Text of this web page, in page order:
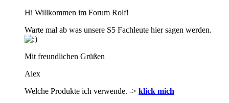
Hi Willkommen im Forum Rolf!
Warte mal ab was unsere S5 Fachleute hier sagen werden.
Mit freundlichen Grüßen
Alex
Welche Produkte ich verwende. -> klick mich